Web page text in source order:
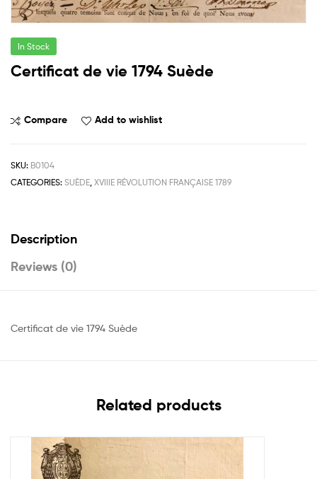
In Stock
Certificat de vie 1794 Suède
Compare Add to wishlist
SKU: B0104
CATEGORIES: SUÈDE, XVIIIE RÉVOLUTION FRANÇAISE 1789
Description
Reviews (0)
Certificat de vie 1794 Suède
Related products